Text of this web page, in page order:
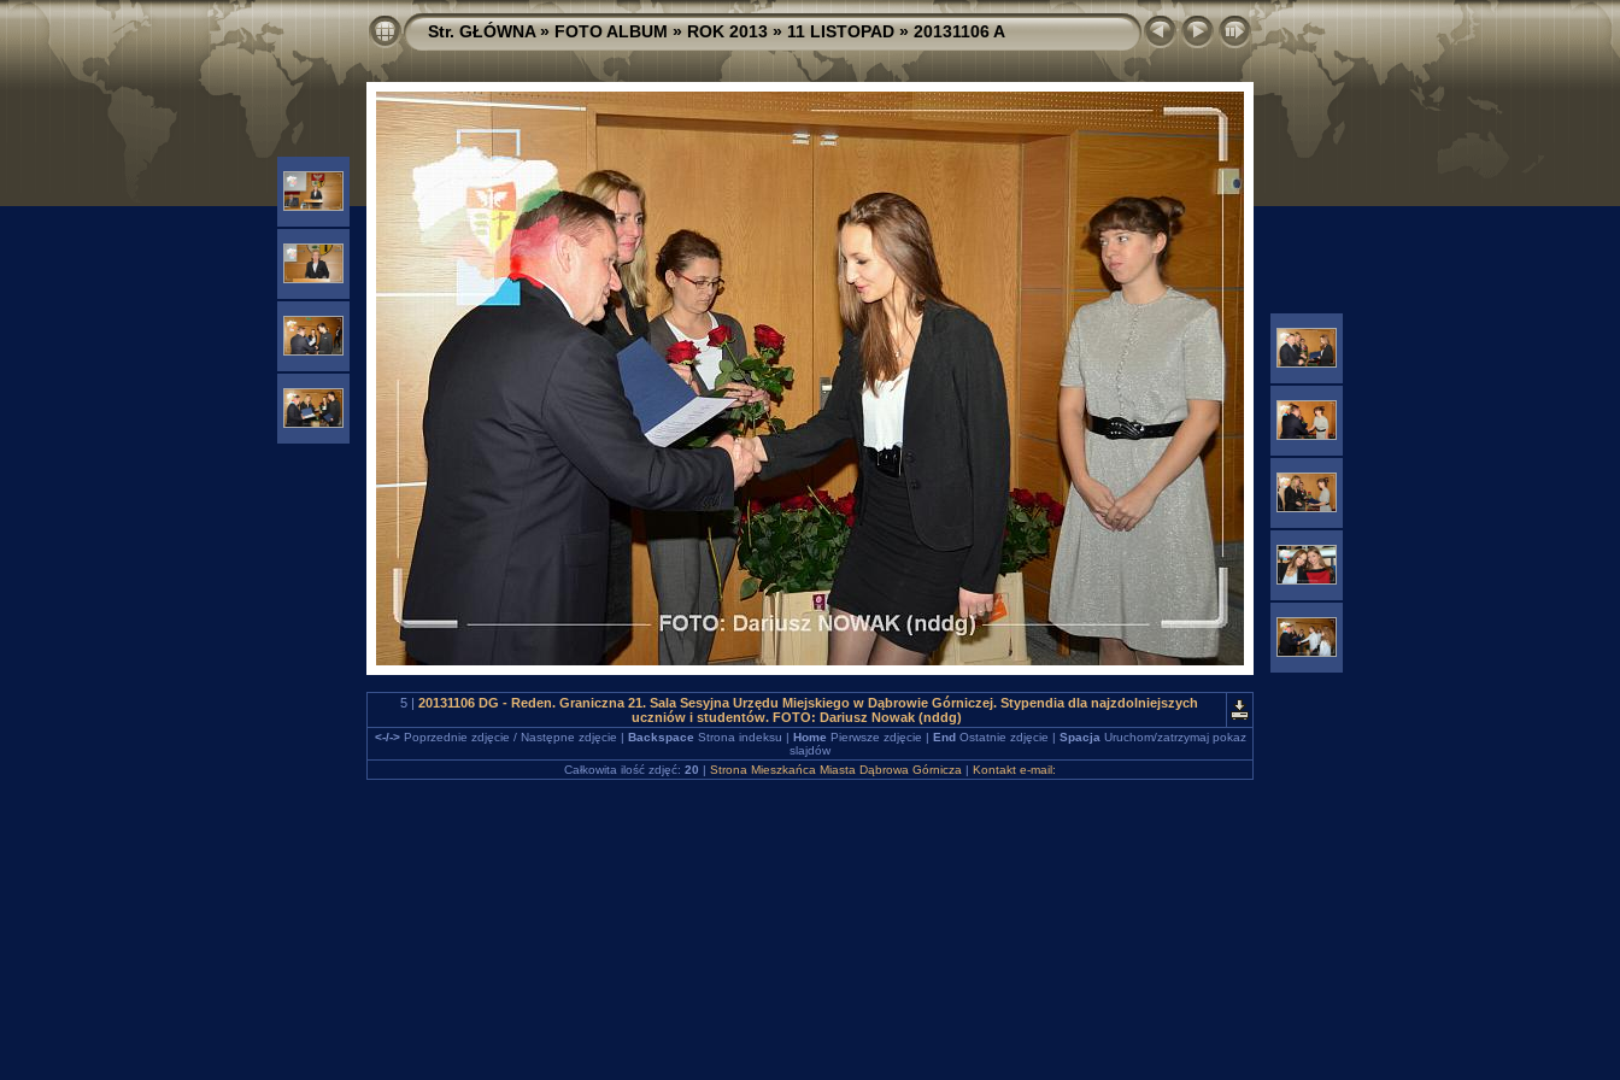
Str. GŁÓWNA»FOTO ALBUM»ROK 2013»11 LISTOPAD»20131106 A
5 | 20131106 DG - Reden. Graniczna 21. Sala Sesyjna Urzędu Miejskiego w Dąbrowie Górniczej. Stypendia dla najzdolniejszych
uczniów i studentów. FOTO: Dariusz Nowak (nddg)
<-/->Poprzednie zdjęcie / Następne zdjęcie | Backspace Strona indeksu | Home Pierwsze zdjęcie | EndOstatnie zdjęcie | Spacja Uruchom/zatrzymaj pokaz
slajdów
Całkowita ilość zdjęć: 20 | Strona Mieszkańca Miasta Dąbrowa Górnicza | Kontakt e-mail: